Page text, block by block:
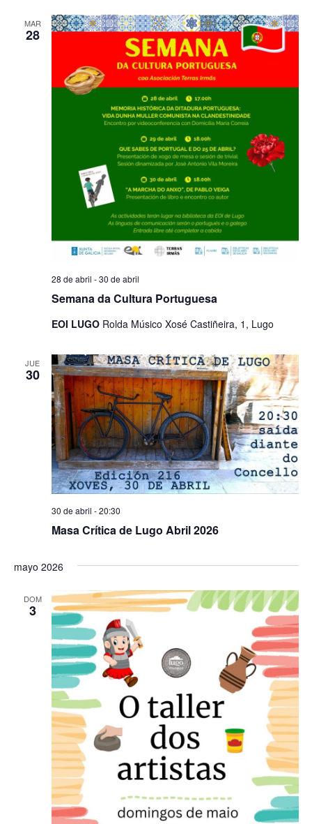
MAR
28
Semana da Cultura Portuguesa
28 de abril -30 de abril
EOI LUGO Rolda Músico Xosé Castiñeira, 1, Lugo
JUE
30
Masa Crítica de Lugo Abril 2026
30 de abril - 20:30
mayo 2026
DOM
3